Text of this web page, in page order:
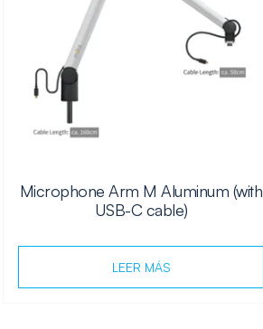
Microphone Arm M Aluminum (with
USB-C cable)
LEER MÁS